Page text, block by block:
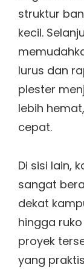
struktur
kecil.
lurus dan
plester
lebih
cepat.
Di sisi lain,
sangat
dekat
hingga
proyek
yang